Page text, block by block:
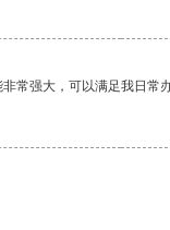
强大，可以满足我日常